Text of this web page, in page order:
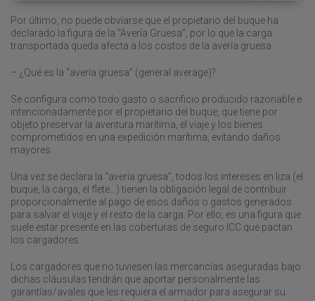
Por último, no puede obviarse que el propietario del buque ha
declarado la figura de la “Avería Gruesa”, por lo que la carga
transportada queda afecta a los costos de la avería gruesa.
– ¿Qué es la “avería gruesa” (general average)?
Se configura como todo gasto o sacrificio producido razonable e
intencionadamente por el propietario del buque, que tiene por
objeto preservar la aventura marítima, el viaje y los bienes
comprometidos en una expedición marítima, evitando daños
mayores.
Una vez se declara la “avería gruesa”, todos los intereses en liza (el
buque, la carga, el flete…) tienen la obligación legal de contribuir
proporcionalmente al pago de esos daños o gastos generados
para salvar el viaje y el resto de la carga. Por ello, es una figura que
suele estar presente en las coberturas de seguro ICC que pactan
los cargadores.
Los cargadores que no tuviesen las mercancías aseguradas bajo
dichas cláusulas tendrán que aportar personalmente las
garantías/avales que les requiera el armador para asegurar su